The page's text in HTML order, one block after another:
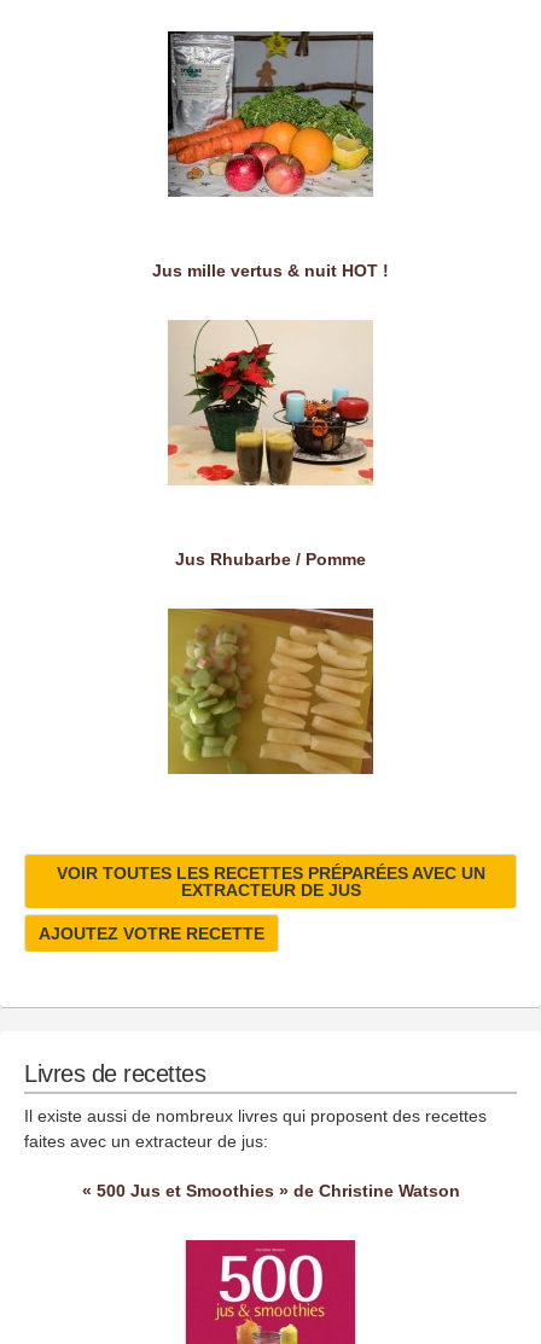
Jus mille vertus & nuit HOT !
Jus Rhubarbe / Pomme
VOIR TOUTES LES RECETTES PRÉPARÉES AVEC UN
EXTRACTEUR DE JUS
AJOUTEZ VOTRE RECETTE
Livres de recettes
Il existe aussi de nombreux livres qui proposent des recettes
faites avec un extracteur de jus:
« 500 Jus et Smoothies » de Christine Watson